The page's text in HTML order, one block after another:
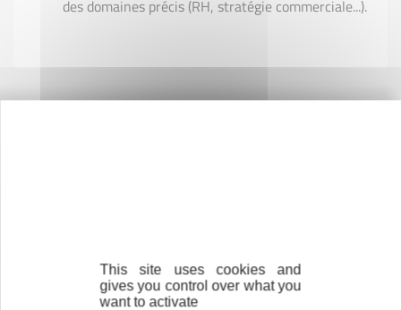
des domaines précis (RH, stratégie commerciale...).
DévelopperThis site uses cookies and
gives you control over what you
want to activate